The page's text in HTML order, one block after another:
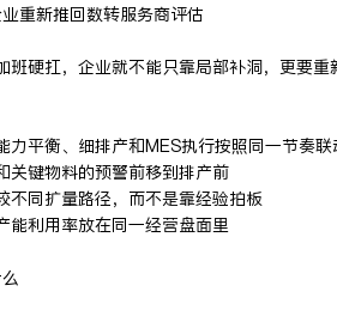
重新推回数转服务商评估
班硬扛，企业就不能只靠局部补洞，更要
平衡、细排产和MES执行按照同一节奏联
键物料的预警前移到排产前
同扩量路径，而不是靠经验拍板
利用率放在同一经营盘面里